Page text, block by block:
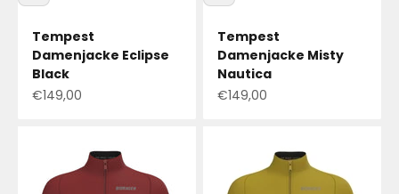
Tempest
Damenjacke Eclipse
Black
Angebotspreis
€149,00
Tempest
Damenjacke Misty
Nautica
Angebotspreis
€149,00